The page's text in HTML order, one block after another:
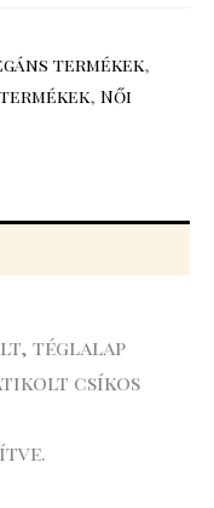
termékek,
, Női
téglalap
csíkos